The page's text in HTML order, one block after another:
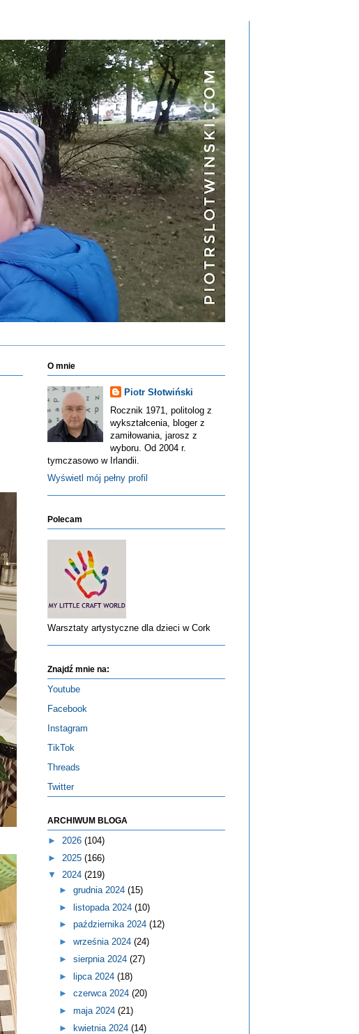
O mnie
Piotr Słotwiński
Rocznik 1971, politolog z
wykształcenia, bloger z
zamiłowania, jarosz z
wyboru. Od 2004 r.
tymczasowo w Irlandii.
Wyświetl mój pełny profil
Polecam
Warsztaty artystyczne dla dzieci w Cork
Znajdź mnie na:
Youtube
Facebook
Instagram
TikTok
Threads
Twitter
ARCHIWUM BLOGA
► 2026 (104)
► 2025 (166)
▼ 2024 (219)
► grudnia 2024 (15)
► listopada 2024 (10)
► października 2024 (12)
► września 2024 (24)
► sierpnia 2024 (27)
► lipca 2024 (18)
► czerwca 2024 (20)
► maja 2024 (21)
►
kwietnia 2024 (14)